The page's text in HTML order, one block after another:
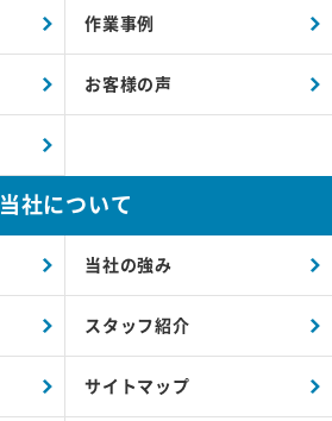
作業事例
お客様の声
当社について
当社の強み
スタッフ紹介
サイトマップ